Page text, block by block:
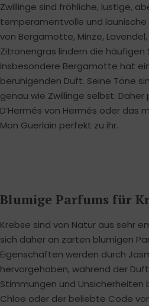
Zwillinge sind fröhliche, lustige,
temperamentvolle und launische
von Bergamotte, Minze,
Zitronengras lindern die
Insbesondere Bergamotte hat
beruhigenden Duft. Seine Töne
genau wie Zwillinge selbst.
D’Hermés von Hermés oder das
Mon Guerlain perfekt zu ihr.
Blumige Parfums für
Krebse sind von Natur aus sehr
sich daher an zarten blumigen
Eigenschaften werden durch
hervorgehoben, während der
Stimmungen und Unsicherheiten
Chloe oder der beliebte Code